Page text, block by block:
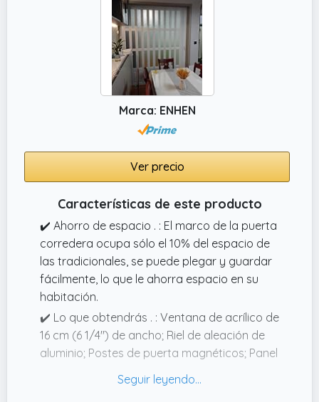
Marca: ENHEN
Ver precio
Características de este producto
✔️ Ahorro de espacio . : El marco de la puerta
corredera ocupa sólo el 10% del espacio de
las tradicionales, se puede plegar y guardar
fácilmente, lo que le ahorra espacio en su
habitación.
✔️ Lo que obtendrás . : Ventana de acrílico de
16 cm (6 1/4") de ancho; Riel de aleación de
aluminio; Postes de puerta magnéticos; Panel
Rodillos silenciosos que no requieren